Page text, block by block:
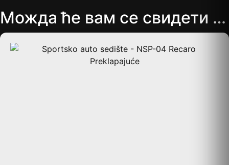
Можда ће вам се свидети …